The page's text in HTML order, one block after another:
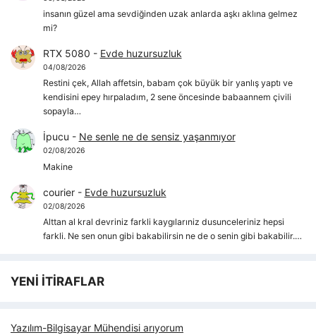
insanın güzel ama sevdiğinden uzak anlarda aşkı aklına gelmez
mi?
RTX 5080 - Evde huzursuzluk
04/08/2026
Restini çek, Allah affetsin, babam çok büyük bir yanlış yaptı ve
kendisini epey hırpaladım, 2 sene öncesinde babaannem çivili
sopayla…
İpucu - Ne senle ne de sensiz yaşanmıyor
02/08/2026
Makine
courier- Evde huzursuzluk
02/08/2026
Alttan al kral devriniz farkli kaygılarıniz dusunceleriniz hepsi
farkli. Ne sen onun gibi bakabilirsin ne de o senin gibi bakabilir.…
YENİ İTİRAFLAR
Yazılım-Bilgisayar Mühendisi arıyorum